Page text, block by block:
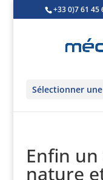
+33 0)7 61 45
Sélectionner
Enfin
nature